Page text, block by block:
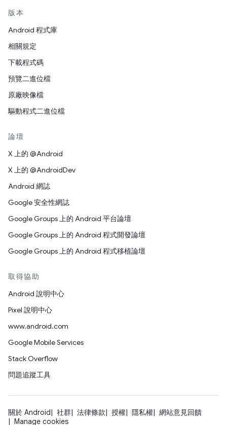
版本
Android 程式庫
相關規定
下載程式碼
預覽二進位檔
原廠映像檔
驅動程式二進位檔
論壇
X 上的 @Android
X 上的 @AndroidDev
Android 網誌
Google 安全性網誌
Google Groups 上的 Android 平台論壇
Google Groups 上的 Android 程式開發論壇
Google Groups 上的 Android 程式移植論壇
取得協助
Android 說明中心
Pixel 說明中心
www.android.com
Google Mobile Services
Stack Overflow
問題追蹤工具
關於 Android 社群 法律條款 授權 隱私權
網站意見回饋
Manage cookies